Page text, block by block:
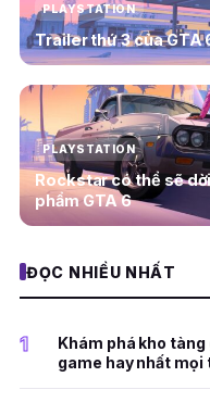
PLAYSTATION
Trailer thứ 3 của GTA
PLAYSTATION
Rockstar có thể sẽ
phẩm GTA 6
ĐỌC NHIỀU NHẤT
1
Khám phá kho
game hay nhất mọi